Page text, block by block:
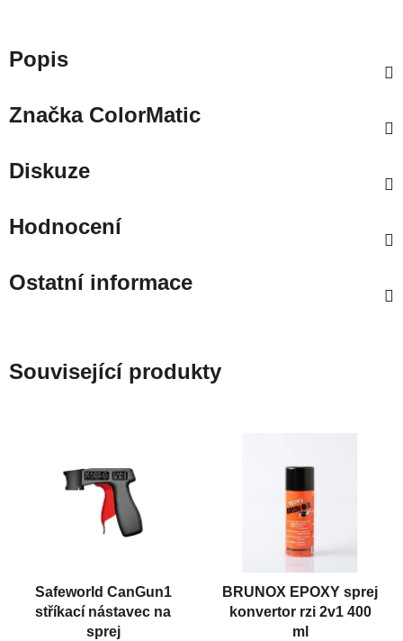
Popis
ZnačkaColorMatic
Diskuze
Hodnocení
Ostatní informace
Související produkty
Safeworld CanGun1
stříkací nástavec na
sprej
BRUNOX EPOXY sprej
konvertor rzi 2v1 400
ml